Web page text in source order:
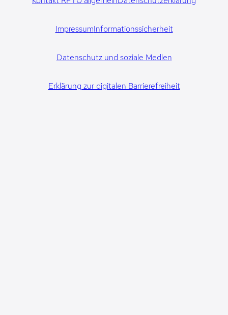
ImpressumInformationssicherheit
Datenschutz und soziale Medien
Erklärung zur digitalen Barrierefreiheit